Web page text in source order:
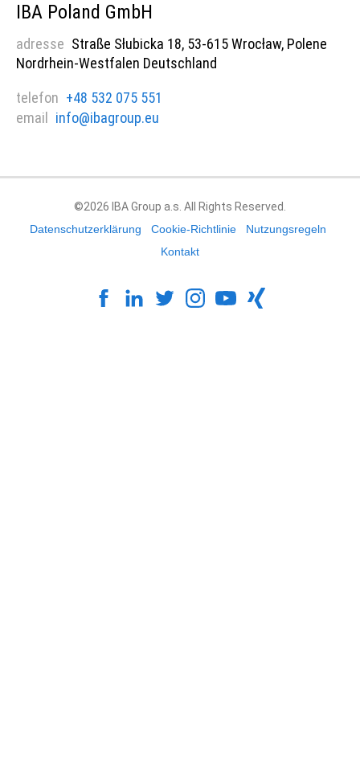
IBA Poland GmbH
adresse Straße Słubicka 18, 53-615 Wrocław, Polene
Nordrhein-Westfalen Deutschland
telefon +48 532 075 551
email
info@ibagroup.eu
©2026 IBA Group a.s. All Rights Reserved.
Datenschutzerklärung
Cookie-Richtlinie
Nutzungsregeln
Kontakt